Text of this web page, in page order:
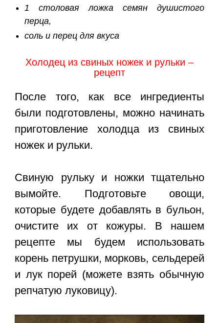
1 столовая ложка семян душистого
перца,
соль и перец для вкуса
Холодец из свиных ножек и рульки –
рецепт
После того, как все ингредиенты
были подготовлены, можно начинать
приготовление холодца из свиных
ножек и рульки.
Свиную рульку и ножки тщательно
вымойте. Подготовьте овощи,
которые будете добавлять в бульон,
очистите их от кожуры. В нашем
рецепте мы будем использовать
корень петрушки, морковь, сельдерей
и лук порей (можете взять обычную
репчатую луковицу).